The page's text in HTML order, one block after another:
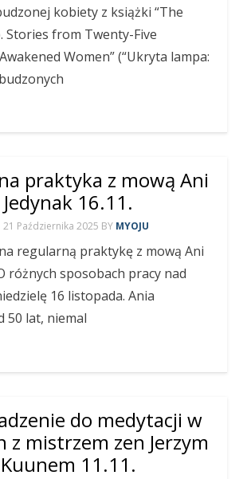
kobiety z książki “The
Stories from Twenty-Five
Women” (“Ukryta lampa:
praktyka z mową Ani
Jedynak 16.11.
21 Października 2025 BY MYOJU
regularną praktykę z mową Ani
różnych sposobach pracy nad
16 listopada. Ania
50 lat, niemal
do medytacji w
z mistrzem zen Jerzym
Kuunem 11.11.